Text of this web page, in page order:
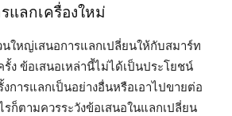
แลกเครื่องใหม่
ใหญ่เสนอการแลกเปลี่ยนให้กับสมาร์ท
ง ข้อเสนอเหล่านี้ไม่ได้เป็นประโยชน์
การแลกเป็นอย่างอื่นหรือเอาไปขายต่อ
รก็ตามควรระวังข้อเสนอในแลกเปลี่ยน